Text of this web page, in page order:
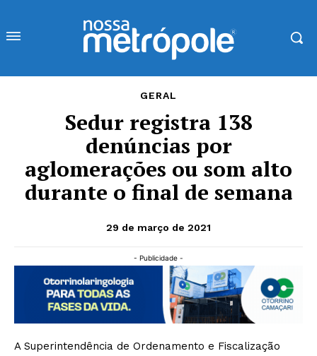
GERAL
Sedur registra 138
denúncias por
aglomerações ou som alto
durante o final de semana
29 de março de 2021
- Publicidade -
A Superintendência de Ordenamento e Fiscalização